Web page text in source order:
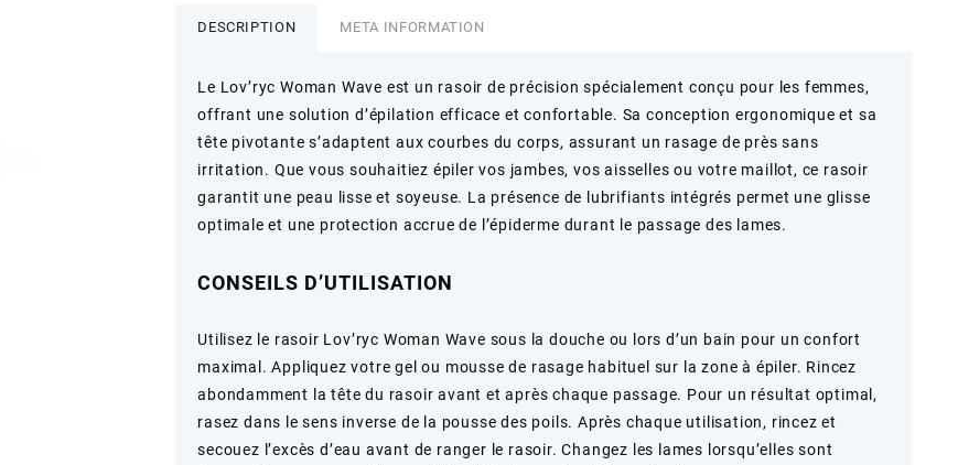
Woman
Épilation
douce
et
précise
3
lames
DESCRIPTION META INFORMATION
Le Lov’ryc Woman Wave est un rasoir de précision spécialement conçu pour les femmes,
offrant une solution d’épilation efficace et confortable. Sa conception ergonomique et sa
tête pivotante s’adaptent aux courbes du corps, assurant un rasage de près sans
irritation. Que vous souhaitiez épiler vos jambes, vos aisselles ou votre maillot, ce rasoir
garantit une peau lisse et soyeuse. La présence de lubrifiants intégrés permet une glisse
optimale et une protection accrue de l’épiderme durant le passage des lames.
CONSEILS D’UTILISATION
Utilisez le rasoir Lov’ryc Woman Wave sous la douche ou lors d’un bain pour un confort
maximal. Appliquez votre gel ou mousse de rasage habituel sur la zone à épiler. Rincez
abondamment la tête du rasoir avant et après chaque passage. Pour un résultat optimal,
rasez dans le sens inverse de la pousse des poils. Après chaque utilisation, rincez et
secouez l’excès d’eau avant de ranger le rasoir. Changez les lames lorsqu’elles sont